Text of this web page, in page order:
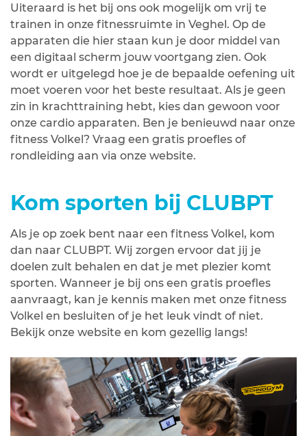
Uiteraard is het bij ons ook mogelijk om vrij te
trainen in onze fitnessruimte in Veghel. Op de
apparaten die hier staan kun je door middel van
een digitaal scherm jouw voortgang zien. Ook
wordt er uitgelegd hoe je de bepaalde oefening uit
moet voeren voor het beste resultaat. Als je geen
zin in krachttraining hebt, kies dan gewoon voor
onze cardio apparaten. Ben je benieuwd naar onze
fitness Volkel? Vraag een gratis proefles of
rondleiding aan via onze website.
Kom sporten bij CLUBPT
Als je op zoek bent naar een fitness Volkel, kom
dan naar CLUBPT. Wij zorgen ervoor dat jij je
doelen zult behalen en dat je met plezier komt
sporten. Wanneer je bij ons een gratis proefles
aanvraagt, kan je kennis maken met onze fitness
Volkel en besluiten of je het leuk vindt of niet.
Bekijk onze website en kom gezellig langs!